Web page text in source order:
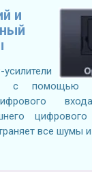
и
с помощью
цифрового
все шумы